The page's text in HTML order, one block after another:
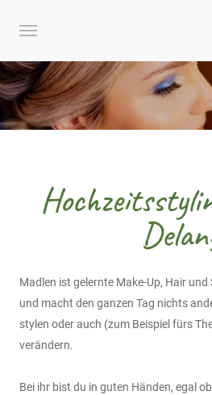
Madlen ist gelernte Make-Up, Hair
und macht den ganzen Tag nichts
stylen oder auch (zum Beispiel fürs
verändern.
Bei ihr bist du in guten Händen, egal